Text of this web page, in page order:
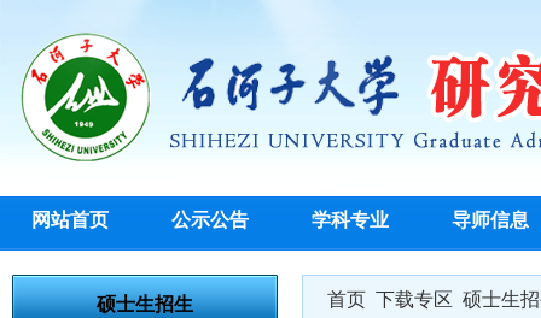
网站首页 公示公告 学科专业 导师信息
硕士生招生 首页 下载专区 硕士生